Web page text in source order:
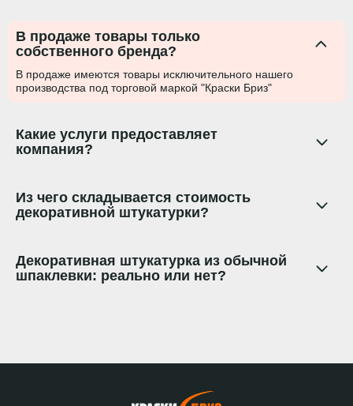
В продаже товары только
собственного бренда?
В продаже имеются товары исключительного нашего
производства под торговой маркой "Краски Бриз"
Какие услуги предоставляет
компания?
Из чего складывается стоимость
декоративной штукатурки?
Декоративная штукатурка из обычной
шпаклевки: реально или нет?